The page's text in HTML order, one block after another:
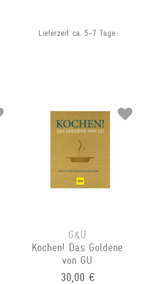
Lieferzeit ca. 5-7 Tage
G&U
Kochen! Das Goldene
von GU
30,00 €